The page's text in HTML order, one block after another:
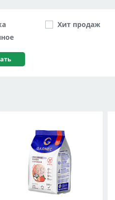
Хит продаж